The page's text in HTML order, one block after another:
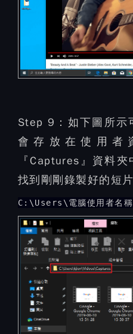
Step 9： 如下圖所示
會存放在使用者
『Captures』資料
找到剛剛錄製好的短片
C:\Users\電腦使用者名